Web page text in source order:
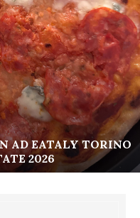
AD EATALY TORINO
2026